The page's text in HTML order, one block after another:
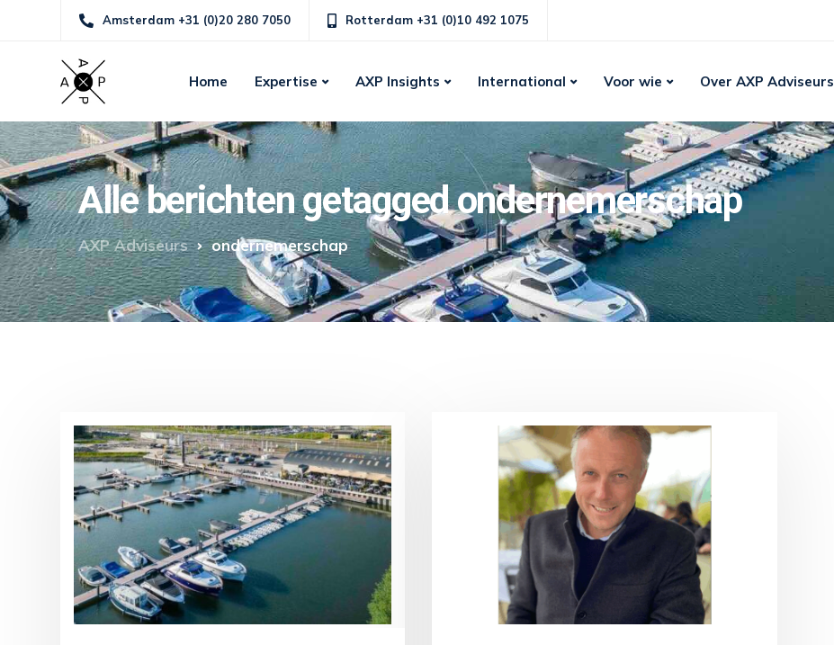
Amsterdam +31 (0)20 280 7050 Rotterdam +31 (0)10 492 1075
Home Expertise AXP Insights International Voor wie Over AXP Adviseurs
Alle berichten getagged ondernemerschap
AXP Adviseurs ondernemerschap